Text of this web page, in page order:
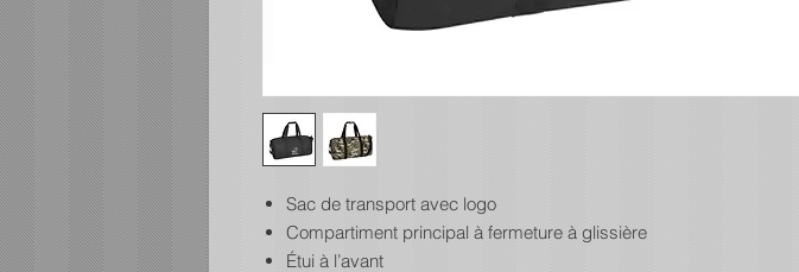
Sac de transport avec logo
Compartiment principal à fermeture à glissière
Étui à l’avant